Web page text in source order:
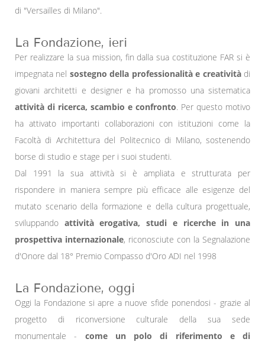
di "Versailles di Milano".
La Fondazione, ieri
Per realizzare la sua mission, fin dalla sua costituzione FAR si è
impegnata nel sostegno della professionalità e creativitàdi
giovani architetti e designer e ha promosso una sistematica
attività di ricerca, scambio e confronto. Per questo motivo
ha attivato importanti collaborazioni con istituzioni come la
Facoltà di Architettura del Politecnico di Milano, sostenendo
borse di studio e stage per i suoi studenti.
Dal 1991 la sua attività si è ampliata e strutturata per
rispondere in maniera sempre più efficace alle esigenze del
mutato scenario della formazione e della cultura progettuale,
sviluppando attività erogativa, studi e ricerche in una
prospettiva internazionale, riconosciute con la Segnalazione
d'Onore dal 18° Premio Compasso d'Oro ADI nel 1998
La Fondazione, oggi
Oggi la Fondazione si apre a nuove sfide ponendosi - grazie al
progetto di riconversione culturale della sua sede
monumentale - come un polo di riferimento e di